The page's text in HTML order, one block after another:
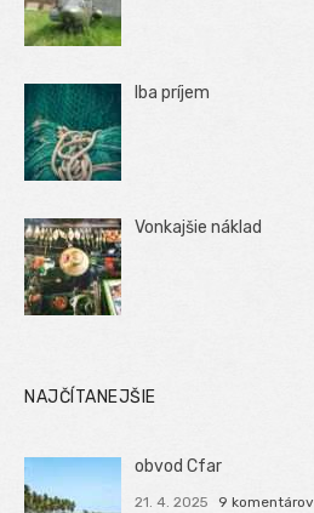
Iba príjem
Vonkajšie náklad
NAJČÍTANEJŠIE
obvod Cfar
21. 4. 2025 9 komentárov